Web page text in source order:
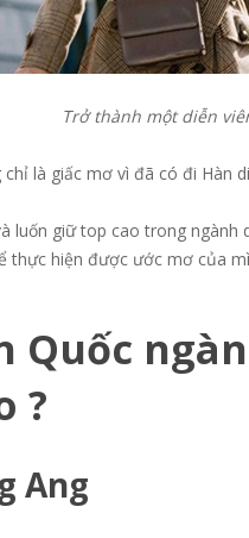
Trở thành một diễn
là giấc mơ vì đã có đi Hàn
luốn giữ top cao trong
thực hiện được ước mơ của
Quốc
?
Ang